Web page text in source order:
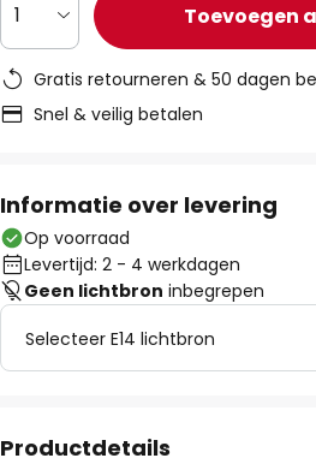
1 Toevoegen
Gratis retourneren & 50 dagen
Snel & veilig betalen
Informatie over levering
Op voorraad
Levertijd: 2 - 4 werkdagen
Geen lichtbron inbegrepen
Selecteer E14 lichtbron
Productdetails